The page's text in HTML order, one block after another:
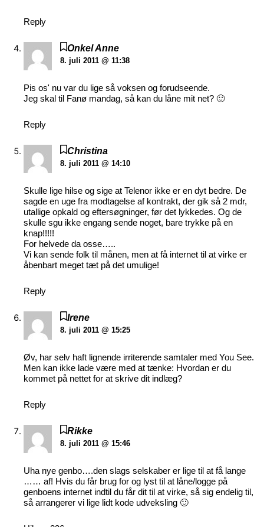
Reply
Onkel Anne
8. juli 2011 @ 11:38
Pis os' nu var du lige så voksen og forudseende.
Jeg skal til Fanø mandag, så kan du låne mit net? 🙂
Reply
Christina
8. juli 2011 @ 14:10
Skulle lige hilse og sige at Telenor ikke er en dyt bedre. De
sagde en uge fra modtagelse af kontrakt, der gik så 2 mdr,
utallige opkald og eftersøgninger, før det lykkedes. Og de
skulle sgu ikke engang sende noget, bare trykke på en
knap!!!!!
For helvede da osse…..
Vi kan sende folk til månen, men at få internet til at virke er
åbenbart meget tæt på det umulige!
Reply
Irene
8. juli 2011 @ 15:25
Øv, har selv haft lignende irriterende samtaler med You See.
Men kan ikke lade være med at tænke: Hvordan er du
kommet på nettet for at skrive dit indlæg?
Reply
Rikke
8. juli 2011 @ 15:46
Uha nye genbo….den slags selskaber er lige til at få lange
…… af! Hvis du får brug for og lyst til at låne/logge på
genboens internet indtil du får dit til at virke, så sig endelig til,
så arrangerer vi lige lidt kode udveksling 🙂